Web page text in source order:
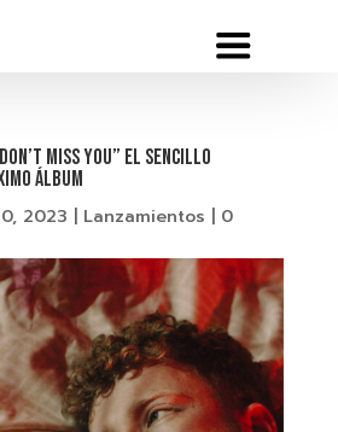
Miss You” el sencillo
álbum
2023 Lanzamientos
0